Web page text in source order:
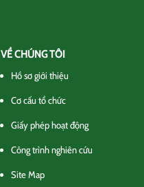
VỀ CHÚNG TÔI
Hồ sơ giới thiệu
Cơ cấu tổ chức
Giấy phép hoạt động
Công trình nghiên cứu
Site Map